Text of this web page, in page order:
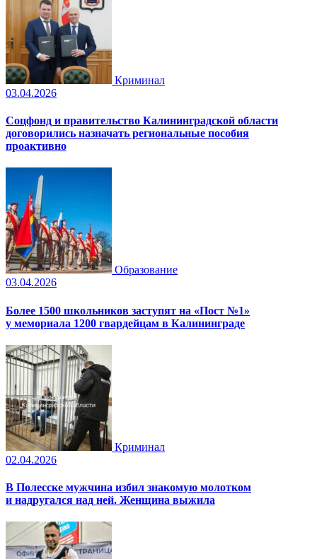
Криминал
03.04.2026
Соцфонд и правительство Калининградской области
договорились назначать региональные пособия
проактивно
Образование
03.04.2026
Более 1500 школьников заступят на «Пост №1»
у мемориала 1200 гвардейцам в Калининграде
Криминал
02.04.2026
В Полесске мужчина избил знакомую молотком
и надругался над ней. Женщина выжила